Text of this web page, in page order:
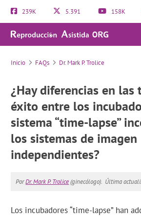
239K 5.391 158K
FAQs
Inicio FAQs Dr. Mark P. Trolice
¿Hay diferencias en las
éxito entre los
sistema “time-lapse”
los sistemas de imagen
independientes?
PorDr. Mark P. Trolice(ginecólogo). Última
Los incubadores “time-lapse” han